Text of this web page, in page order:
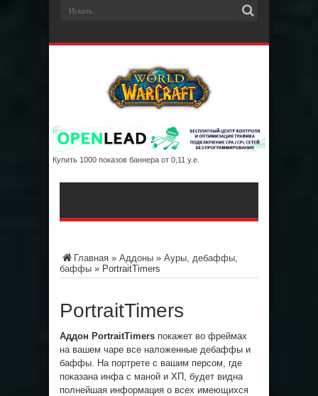
Купить 1000 показов баннера от 0,11 у.е.
Главная » Аддоны » Ауры, дебаффы,
баффы » PortraitTimers
PortraitTimers
Аддон PortraitTimers покажет во фреймах
на вашем чаре все наложенные дебаффы и
баффы. На портрете с вашим персом, где
показана инфа с маной и ХП, будет видна
полнейшая информация о всех имеющихся